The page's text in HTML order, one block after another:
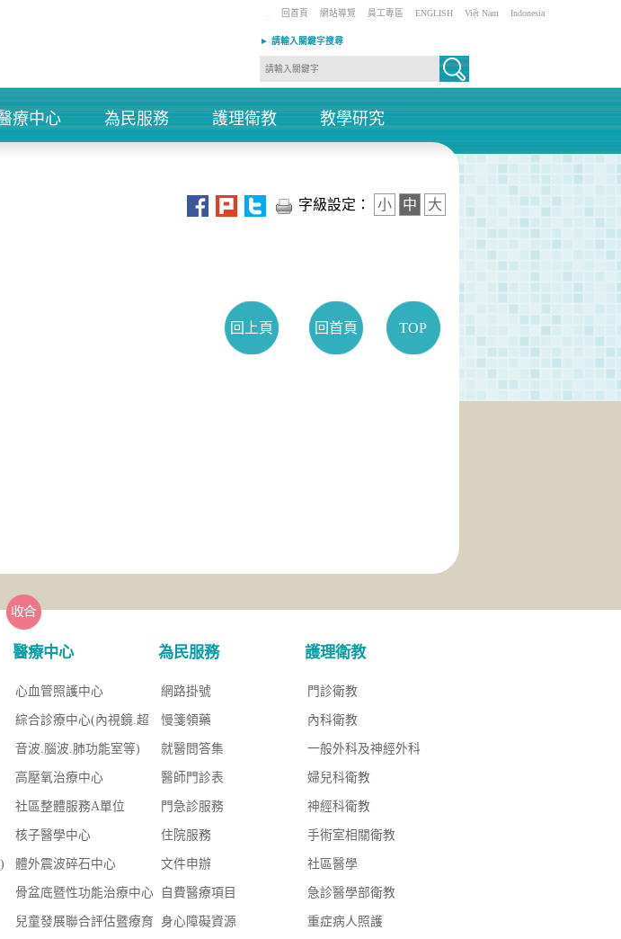
::: 回首頁 網站導覽 員工專區 ENGLISH Việt Nam Indonesia
► 請輸入關鍵字搜尋
+
療中心
+
為民服務
+
護理衛教
+
教學研究
字級設定：
小 中 大
回上頁 回首頁 TOP
醫療中心
心血管照護中心
綜合診療中心(內視鏡.超
音波.腦波.肺功能室等)
高壓氧治療中心
社區整體服務A單位
核子醫學中心
體外震波碎石中心
骨盆底暨性功能治療中心
兒童發展聯合評估暨療育
為民服務
網路掛號
慢箋領藥
就醫問答集
醫師門診表
門急診服務
住院服務
文件申辦
自費醫療項目
身心障礙資源
護理衛教
門診衛教
內科衛教
一般外科及神經外科
婦兒科衛教
神經科衛教
手術室相關衛教
社區醫學
急診醫學部衛教
重症病人照護